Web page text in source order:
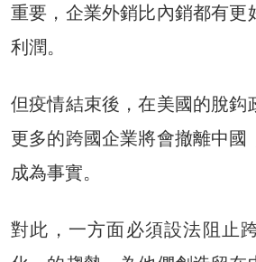
重要，企業外銷比內銷都有更
利潤。
但疫情結束後，在美國的脫鈎
更多的跨國企業將會撤離中國
成為事實。
對此，一方面必須設法阻止